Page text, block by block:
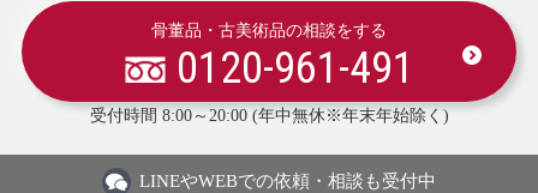
骨董品・古美術品の相談をする
0120-961-491
受付時間 8:00～20:00 (年中無休※年末年始除く)
LINEやWEBでの依頼・相談も受付中